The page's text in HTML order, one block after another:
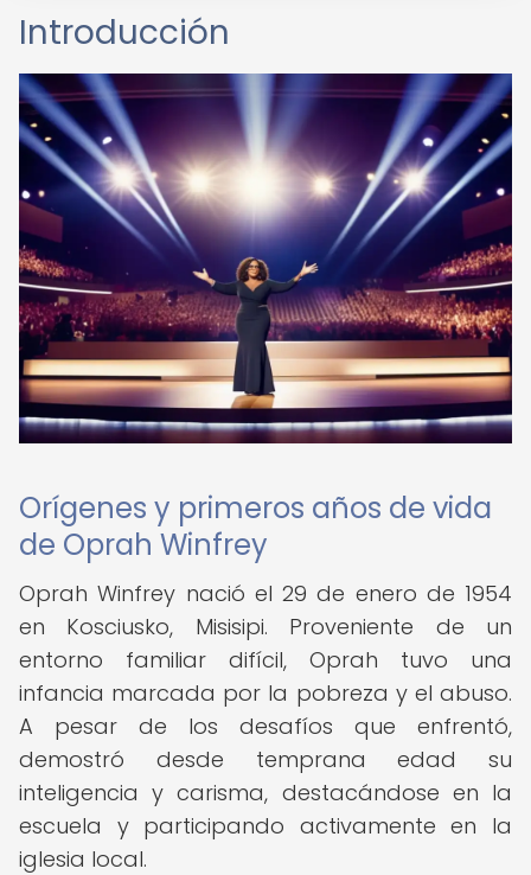
Introducción
Orígenes y primeros años de vida
de Oprah Winfrey
Oprah Winfrey nació el 29 de enero de 1954
en Kosciusko, Misisipi. Proveniente de un
entorno familiar difícil, Oprah tuvo una
infancia marcada por la pobreza y el abuso.
A pesar de los desafíos que enfrentó,
demostró desde temprana edad su
inteligencia y carisma, destacándose en la
escuela y participando activamente en la
iglesia local.